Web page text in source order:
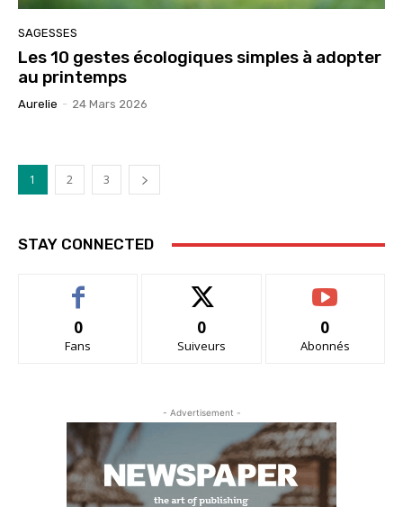
SAGESSES
Les 10 gestes écologiques simples à adopter
au printemps
Aurelie - 24 Mars 2026
1 2 3
STAY CONNECTED
0
Fans
0
Suiveurs
0
Abonnés
- Advertisement -